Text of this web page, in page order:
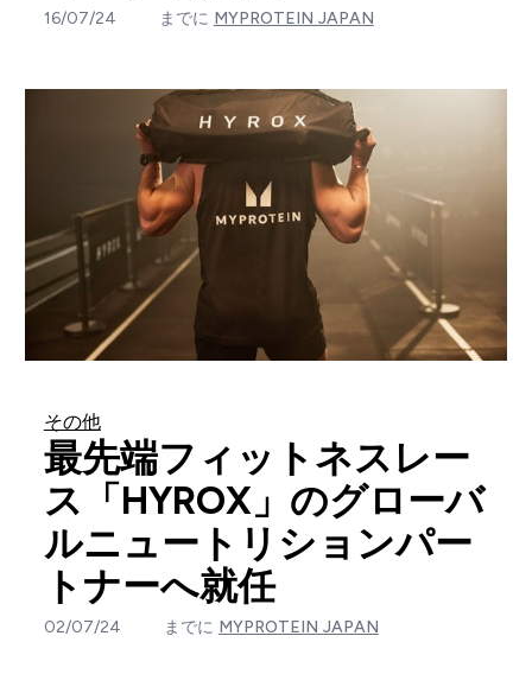
16/07/24 までに MYPROTEIN JAPAN
その他
最先端フィットネスレー
ス「HYROX」のグローバ
ルニュートリションパー
トナーへ就任
02/07/24 までに MYPROTEIN JAPAN